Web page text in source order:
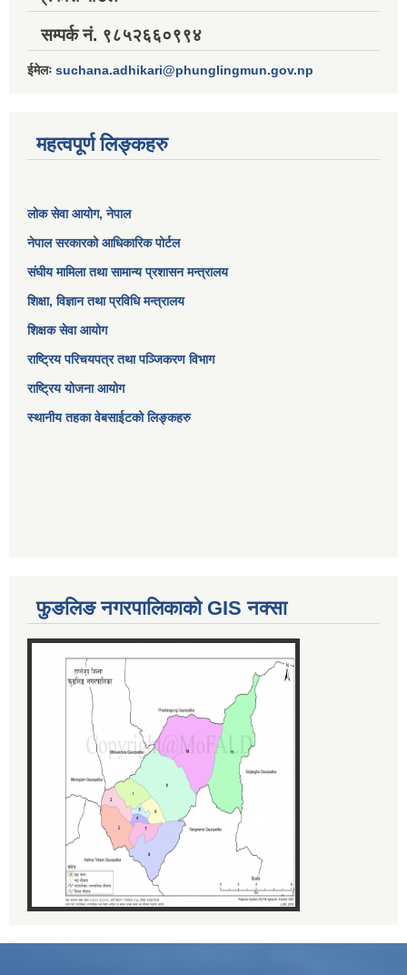
सम्पर्क नं. ९८५२६६०९९४
ईमेलः suchana.adhikari@phunglingmun.gov.np
महत्वपूर्ण लिङ्कहरु
लोक सेवा आयोग, नेपाल
नेपाल सरकारको आधिकारिक पोर्टल
संघीय मामिला तथा सामान्य प्रशासन मन्त्रालय
शिक्षा, विज्ञान तथा प्रविधि मन्त्रालय
शिक्षक सेवा आयोग
राष्ट्रिय परिचयपत्र तथा पञ्जिकरण विभाग
राष्ट्रिय योजना आयोग
स्थानीय तहका वेबसाईटको लिङ्कहरु
फुङलिङ नगरपालिकाको GIS नक्सा